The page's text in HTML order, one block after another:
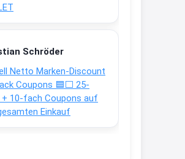
Schröder
Netto Marken-Discount
Coupons 🟦⬜ 25-
+ 10-fach Coupons auf
Einkauf
personalisierte 7-Tage
Micronährstoffe/ Vitamine